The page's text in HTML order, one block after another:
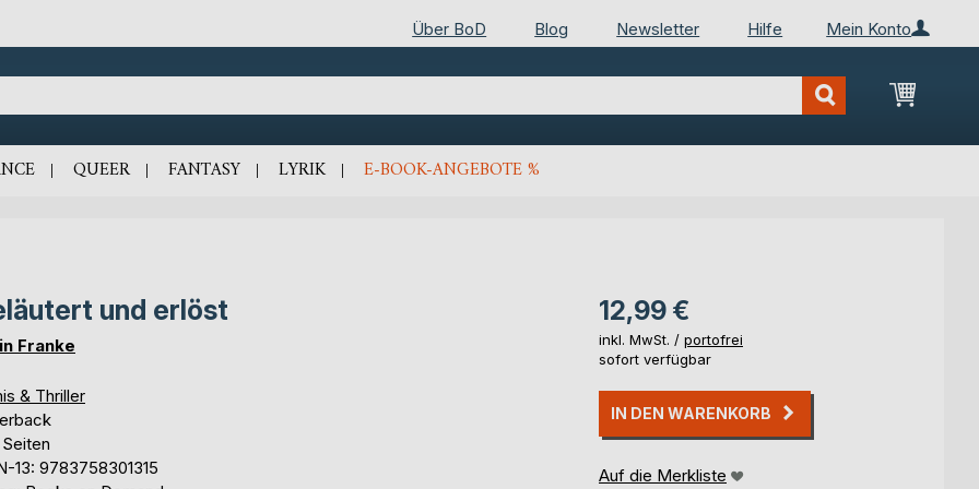
Mein Konto
Über BoD Blog Newsletter Hilfe
Mein
QUEER FANTASY LYRIK E-BOOK-ANGEBOTE %
und erlöst
Franke
& Thriller
13: 9783758301315
12,99 €
inkl. MwSt. / portofrei
sofort verfügbar
IN DEN WARENKORB
Auf die Merkliste